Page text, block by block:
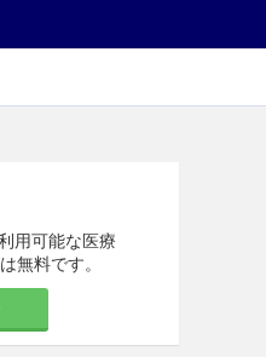
用可能な医療
無料です。